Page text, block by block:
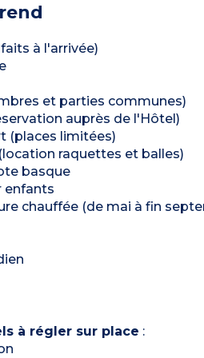
à l'arrivée)
et parties communes)
auprès de l'Hôtel)
(places limitées)
raquettes et balles)
basque
enfants
chauffée (de mai à fin
à régler sur place :